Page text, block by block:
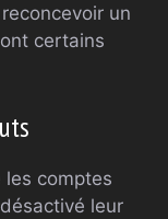
un
certains
les comptes
leur